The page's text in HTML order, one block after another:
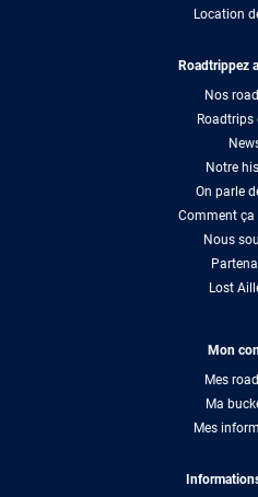
Location
Roadtrippez
Nos
Roadtrips
Notre
On parle
Comment ça
Nous
Lost
Mon
Mes
Ma
Mes